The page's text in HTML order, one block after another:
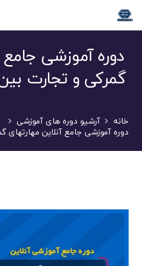
دوره آموزشی جامع
گمرکی و تجارت بین
خانه آرشیو دوره های آموزشی
دوره آموزشی جامع آنلاین مهارتهای